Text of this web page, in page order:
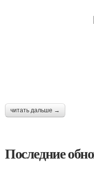
читать дальше →
Последние